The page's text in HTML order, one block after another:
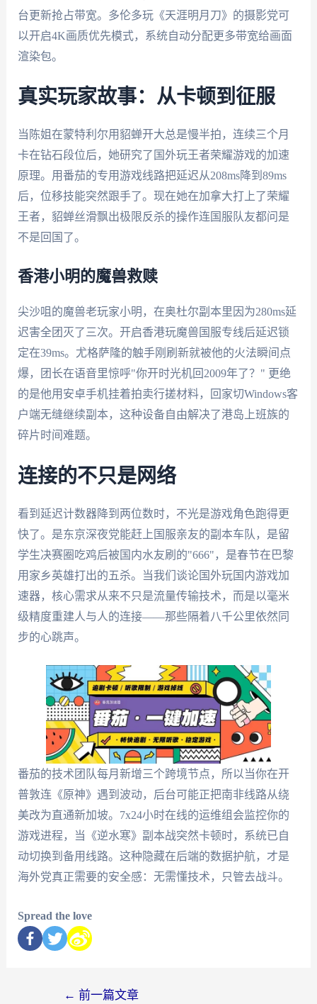
台更新抢占带宽。多伦多玩《天涯明月刀》的摄影党可
以开启4K画质优先模式，系统自动分配更多带宽给画面
渲染包。
真实玩家故事：从卡顿到征服
当陈姐在蒙特利尔用貂蝉开大总是慢半拍，连续三个月
卡在钻石段位后，她研究了国外玩王者荣耀游戏的加速
原理。用番茄的专用游戏线路把延迟从208ms降到89ms
后，位移技能突然跟手了。现在她在加拿大打上了荣耀
王者，貂蝉丝滑飘出极限反杀的操作连国服队友都问是
不是回国了。
香港小明的魔兽救赎
尖沙咀的魔兽老玩家小明，在奥杜尔副本里因为280ms延
迟害全团灭了三次。开启香港玩魔兽国服专线后延迟锁
定在39ms。尤格萨隆的触手刚刷新就被他的火法瞬间点
爆，团长在语音里惊呼"你开时光机回2009年了？" 更绝
的是他用安卓手机挂着拍卖行搓材料，回家切Windows客
户端无缝继续副本，这种设备自由解决了港岛上班族的
碎片时间难题。
连接的不只是网络
看到延迟计数器降到两位数时，不光是游戏角色跑得更
快了。是东京深夜党能赶上国服亲友的副本车队，是留
学生决赛圈吃鸡后被国内水友刷的"666"，是春节在巴黎
用家乡英雄打出的五杀。当我们谈论国外玩国内游戏加
速器，核心需求从来不只是流量传输技术，而是以毫米
级精度重建人与人的连接——那些隔着八千公里依然同
步的心跳声。
番茄的技术团队每月新增三个跨境节点，所以当你在开
普敦连《原神》遇到波动，后台可能正把南非线路从绕
美改为直通新加坡。7x24小时在线的运维组会监控你的
游戏进程，当《逆水寒》副本战突然卡顿时，系统已自
动切换到备用线路。这种隐藏在后端的数据护航，才是
海外党真正需要的安全感：无需懂技术，只管去战斗。
Spread the love
← 前一篇文章